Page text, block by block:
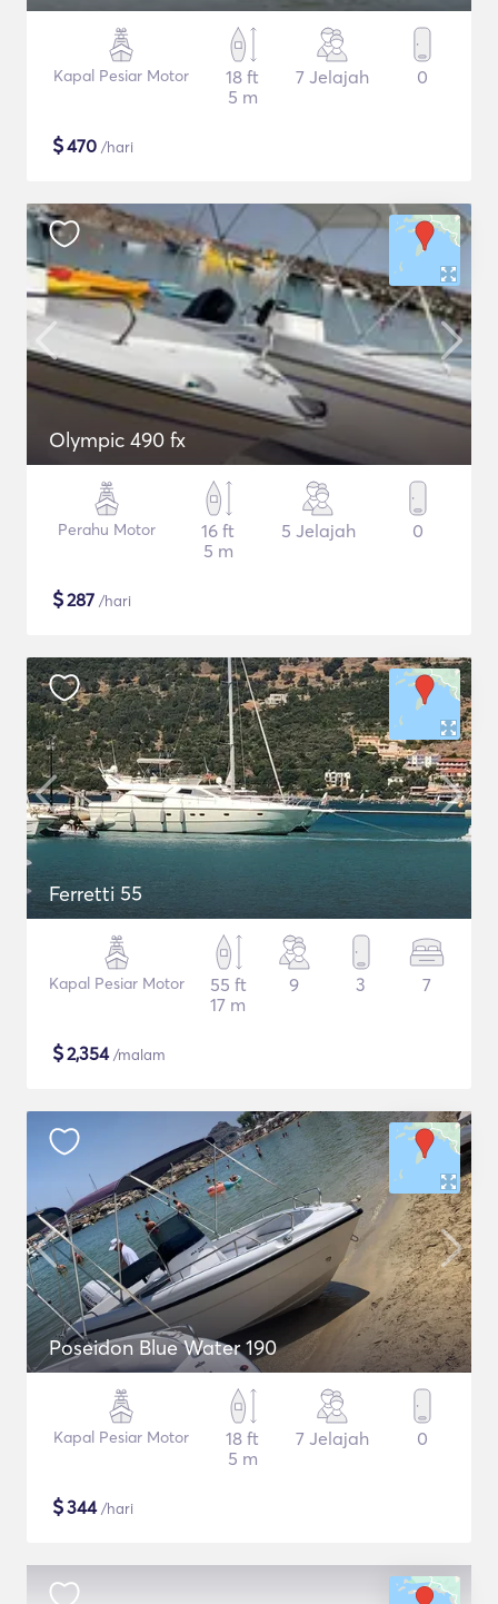
Kapal Pesiar Motor
18 ft
5 m
7 Jelajah 0
$470 /hari
Olympic 490 fx
Perahu Motor
16 ft
5 m
5 Jelajah 0
$287 /hari
Ferretti 55
Kapal Pesiar Motor
55 ft
17 m
9 3 7
$2,354/malam
Poseidon Blue Water 190
Kapal Pesiar Motor
18 ft
5 m
7 Jelajah 0
$344/hari